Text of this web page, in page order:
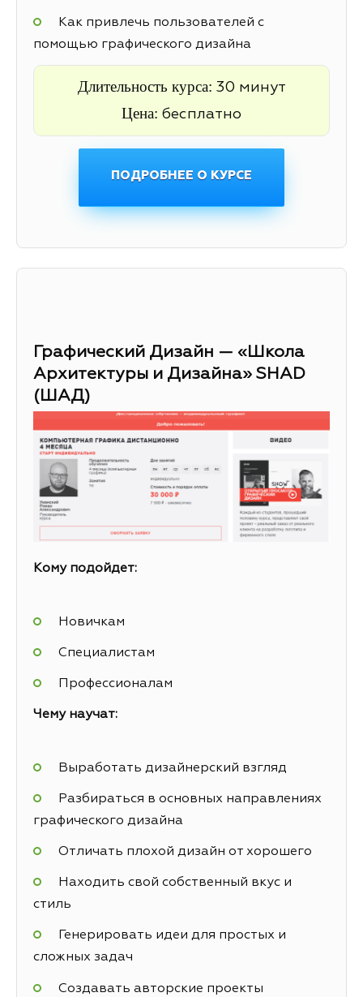
Как привлечь пользователей с
помощью графического дизайна
Длительность курса: 30 минут
Цена: бесплатно
ПОДРОБНЕЕ О КУРСЕ
Графический Дизайн — «Школа
Архитектуры и Дизайна» SHAD
(ШАД)
Кому подойдет:
Новичкам
Специалистам
Профессионалам
Чему научат:
Выработать дизайнерский взгляд
Разбираться в основных направлениях
графического дизайна
Отличать плохой дизайн от хорошего
Находить свой собственный вкус и
стиль
Генерировать идеи для простых и
сложных задач
Создавать авторские проекты